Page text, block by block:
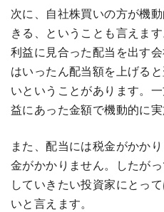
次に、自社株買いの方が機
きる、ということも言えま
利益に見合った配当を出す
はいったん配当額を上げる
いということがあります。
益にあった金額で機動的に
また、配当には税金がかか
金がかかりません。したが
していきたい投資家にとっ
いと言えます。